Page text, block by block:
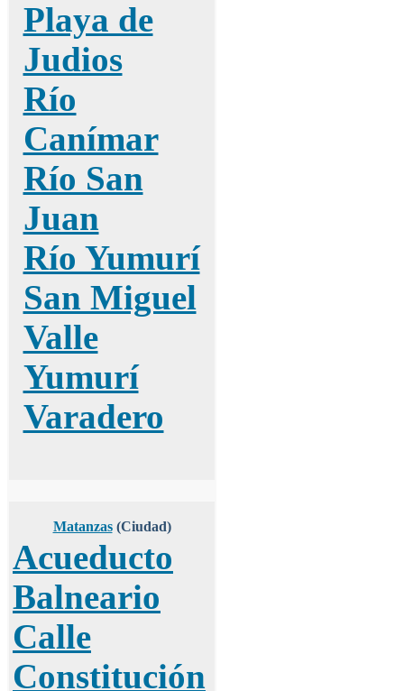
Playa de
Judios
Río
Canímar
Río San
Juan
Río Yumurí
San Miguel
Valle
Yumurí
Varadero
Matanzas(Ciudad)
Acueducto
Balneario
Calle
Constitución